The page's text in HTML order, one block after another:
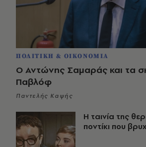
ΠΟΛΙΤΙΚΗ & ΟΙΚΟΝΟΜΙΑ
Ο Αντώνης Σαμαράς και τα
Παβλόφ
Παντελής Καψής
Η ταινία της
ποντίκι που